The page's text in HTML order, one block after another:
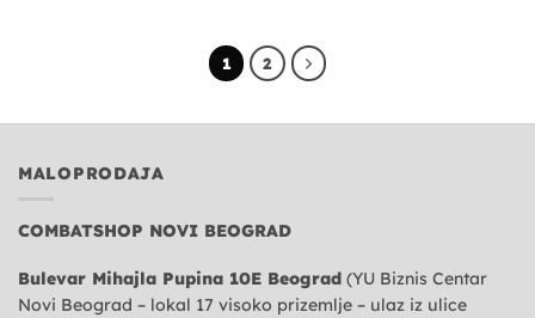
1 2
MALOPRODAJA
COMBATSHOP NOVI BEOGRAD
Bulevar Mihajla Pupina 10E Beograd (YU Biznis Centar
Novi Beograd – lokal 17 visoko prizemlje – ulaz iz ulice